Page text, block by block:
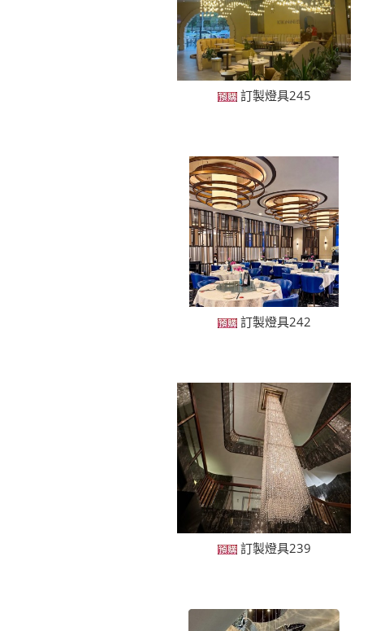
訂製燈具245
訂製燈具242
訂製燈具239